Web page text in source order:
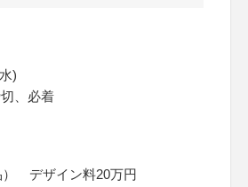
)
、必着
） デザイン料20万円